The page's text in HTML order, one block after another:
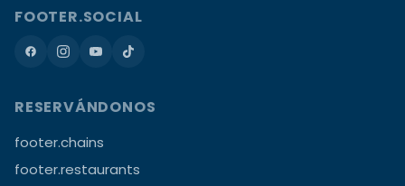
FOOTER.SOCIAL
RESERVÁNDONOS
footer.chains
footer.restaurants